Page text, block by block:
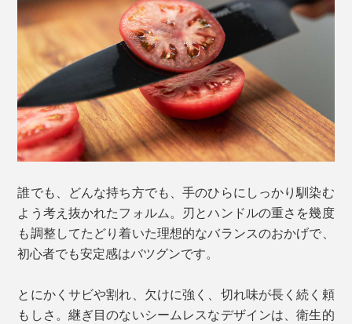
誰でも、どんな持ち方でも、手のひらにしっかり馴染む
よう考え抜かれたフォルム。刃とハンドルの重さを幾度
も調整してたどり着いた理想的なバランスのおかげで、
初心者でも安定感はバツグンです。
とにかくサビや割れ、欠けに強く、切れ味が長く続く頼
もしさ。継ぎ目のないシームレスなデザインは、衛生的